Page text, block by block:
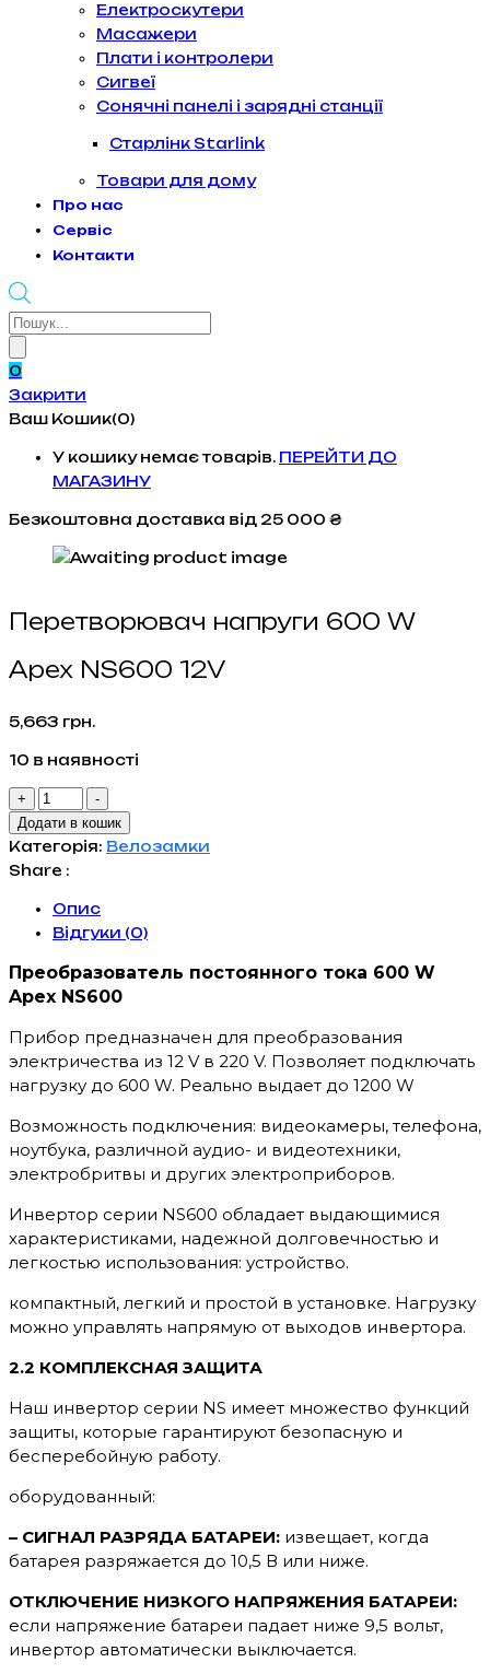
Електроскутери
Масажери
Плати і контролери
Сигвеї
Сонячні панелі і зарядні станції
Старлінк Starlink
Товари для дому
Про нас
Сервіс
Контакти
Products
0
Закрити
Ваш Кошик(0)
У кошику немає товарів. ПЕРЕЙТИ ДО
МАГАЗИНУ
Безкоштовна доставка від 25 000 ₴
Перетворювач напруги 600 W
Apex NS600 12V
5,663 грн.
10 в наявності
+
Перетворювач
напруги
600
W
NS600
12V
кількість
-
Додати в кошик
Категорія: Велозамки
Share :
Опис
Відгуки (0)
Преобразователь постоянного тока 600 W
Apex NS600
Прибор предназначен для преобразования
электричества из 12 V в 220 V. Позволяет подключать
нагрузку до 600 W. Реально выдает до 1200 W
Возможность подключения: видеокамеры, телефона,
ноутбука, различной аудио- и видеотехники,
электробритвы и других электроприборов.
Инвертор серии NS600 обладает выдающимися
характеристиками, надежной долговечностью и
легкостью использования: устройство.
компактный, легкий и простой в установке. Нагрузку
можно управлять напрямую от выходов инвертора.
2.2 КОМПЛЕКСНАЯ ЗАЩИТА
Наш инвертор серии NS имеет множество функций
защиты, которые гарантируют безопасную и
бесперебойную работу.
оборудованный:
– СИГНАЛ РАЗРЯДА БАТАРЕИ: извещает, когда
батарея разряжается до 10,5 В или ниже.
ОТКЛЮЧЕНИЕ НИЗКОГО НАПРЯЖЕНИЯ БАТАРЕИ:
если напряжение батареи падает ниже 9,5 вольт,
инвертор автоматически выключается.